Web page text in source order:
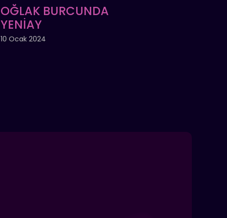
OĞLAK BURCUNDA
YENİAY
10 Ocak 2024